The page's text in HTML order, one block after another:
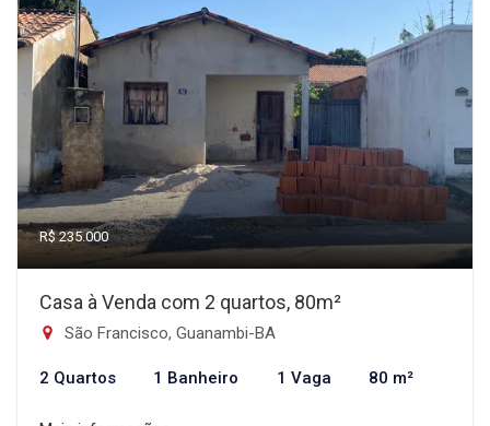
R$ 235.000
Casa à Venda com 2 quartos, 80m²
São Francisco, Guanambi-BA
2 Quartos 1 Banheiro 1 Vaga 80 m²